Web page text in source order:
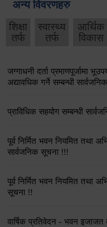
अन्य विवरणहरु
शिक्षा
तर्फ
स्वास्थ्य
तर्फ
आर्थिक
विकास
जग्गाधनी दर्ता प्रमाणपूर्जामा
अद्यावधिक गर्ने सम्बन्धी
प्राविधिक सहयोग सम्बन्धी
पूर्व निर्मित भवन नियमित तथा
सार्वजनिक सूचना !!!
पूर्व निर्मित भवन नियमित तथा
सूचना !!
वार्षिक प्रतिवेदन - भवन इजाजत